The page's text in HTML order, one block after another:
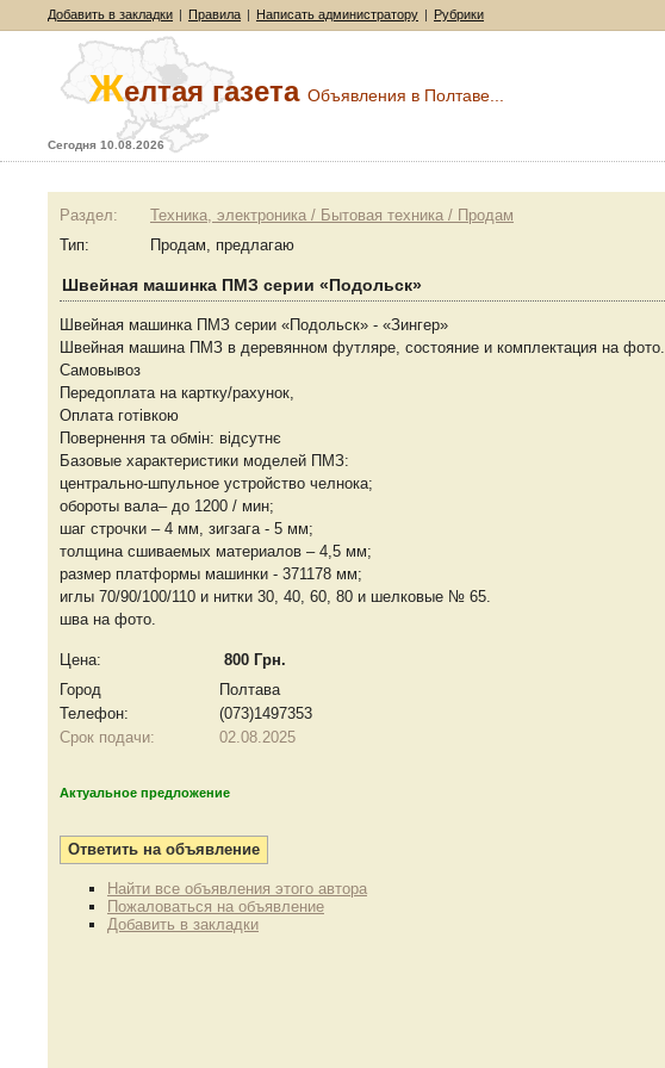
Добавить в закладки | Правила | Написать администратору | Рубрики
Желтая газета Объявления в Полтаве...
Сегодня 10.08.2026
Раздел:
Техника, электроника / Бытовая техника / Продам
Тип:
Продам, предлагаю
Швейная машинка ПМЗ серии «Подольск»
Швейная машинка ПМЗ серии «Подольск» - «Зингер»
Швейная машина ПМЗ в деревянном футляре, состояние и комплектация на фото.
Самовывоз
Передоплата на картку/рахунок,
Оплата готівкою
Повернення та обмін: відсутнє
Базовые характеристики моделей ПМЗ:
центрально-шпульное устройство челнока;
обороты вала– до 1200 / мин;
шаг строчки – 4 мм, зигзага - 5 мм;
толщина сшиваемых материалов – 4,5 мм;
размер платформы машинки - 371178 мм;
иглы 70/90/100/110 и нитки 30, 40, 60, 80 и шелковые № 65.
шва на фото.
Цена:
800 Грн.
Город
Полтава
Телефон:
(073)1497353
Срок подачи:
02.08.2025
Актуальное предложение
Найти все объявления этого автора
Пожаловаться на объявление
Добавить в закладки